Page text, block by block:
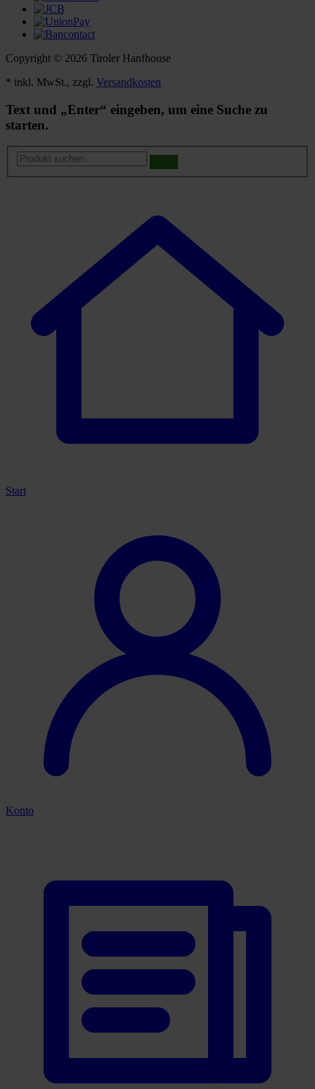
Copyright © 2026 Tiroler Hanfhouse
* inkl. MwSt., zzgl. Versandkosten
Text und „Enter“ eingeben, um eine Suche zu
starten.
Produkt
suchen...
Start
Konto